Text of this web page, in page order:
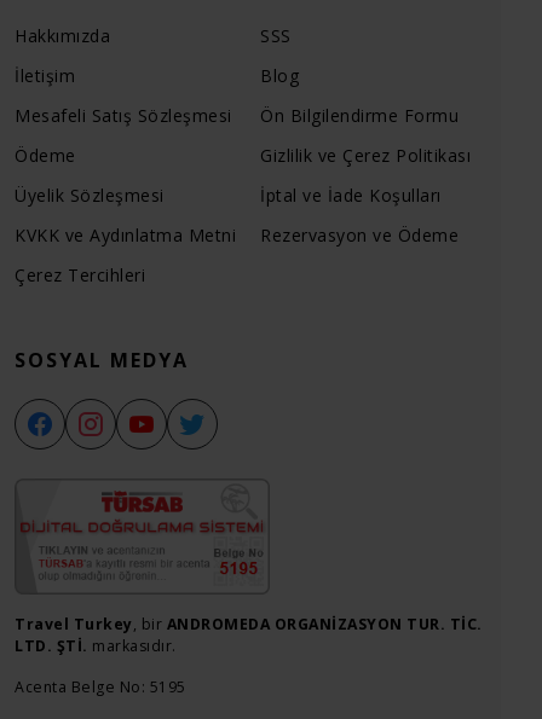
Hakkımızda
SSS
İletişim
Blog
Mesafeli Satış Sözleşmesi
Ön Bilgilendirme Formu
Ödeme
Gizlilik ve Çerez Politikası
Üyelik Sözleşmesi
İptal ve İade Koşulları
KVKK ve Aydınlatma Metni
Rezervasyon ve Ödeme
Çerez Tercihleri
SOSYAL MEDYA
Travel Turkey, bir ANDROMEDA ORGANİZASYON TUR. TİC.
LTD. ŞTİ. markasıdır.
Acenta Belge No: 5195